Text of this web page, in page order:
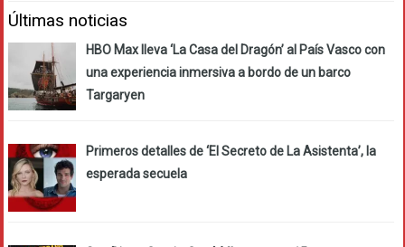
Últimas noticias
HBO Max lleva ‘La Casa del Dragón’ al País Vasco con
una experiencia inmersiva a bordo de un barco
Targaryen
Primeros detalles de ‘El Secreto de La Asistenta’, la
esperada secuela